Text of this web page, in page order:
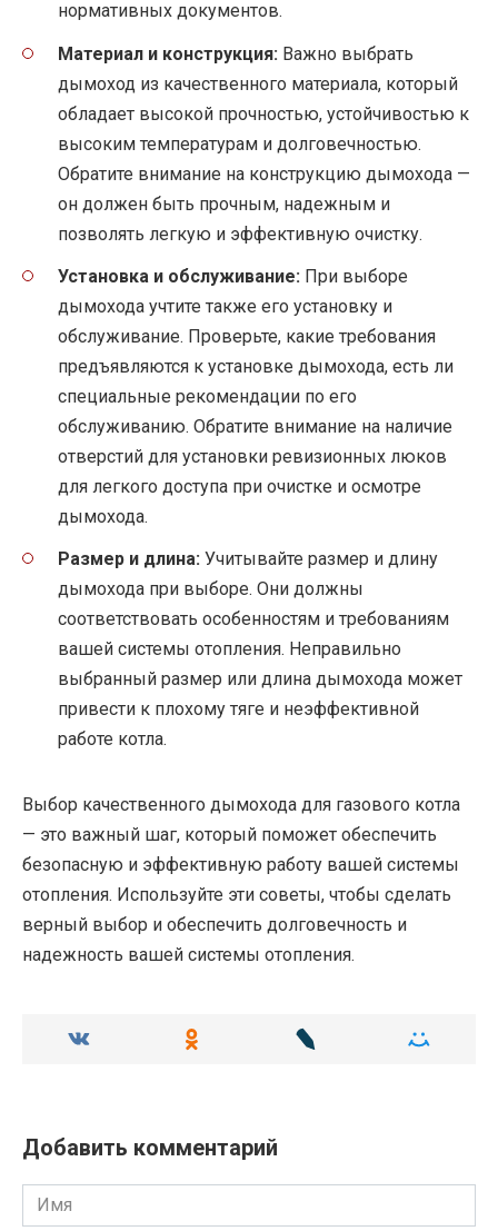
нормативных документов.
Материал и конструкция: Важно выбрать
дымоход из качественного материала, который
обладает высокой прочностью, устойчивостью к
высоким температурам и долговечностью.
Обратите внимание на конструкцию дымохода —
он должен быть прочным, надежным и
позволять легкую и эффективную очистку.
Установка и обслуживание: При выборе
дымохода учтите также его установку и
обслуживание. Проверьте, какие требования
предъявляются к установке дымохода, есть ли
специальные рекомендации по его
обслуживанию. Обратите внимание на наличие
отверстий для установки ревизионных люков
для легкого доступа при очистке и осмотре
дымохода.
Размер и длина: Учитывайте размер и длину
дымохода при выборе. Они должны
соответствовать особенностям и требованиям
вашей системы отопления. Неправильно
выбранный размер или длина дымохода может
привести к плохому тяге и неэффективной
работе котла.
Выбор качественного дымохода для газового котла
— это важный шаг, который поможет обеспечить
безопасную и эффективную работу вашей системы
отопления. Используйте эти советы, чтобы сделать
верный выбор и обеспечить долговечность и
надежность вашей системы отопления.
Добавить комментарий
Имя